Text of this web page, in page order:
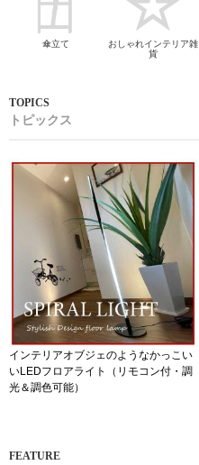
傘立て
おしゃれインテリア雑
貨
トピックス
インテリアオブジェのようなかっこい
いLEDフロアライト（リモコン付・調
光＆調色可能）